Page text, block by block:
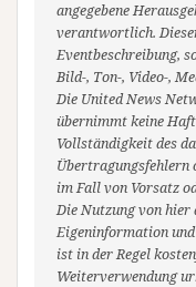
angegebene
verantwortlich.
Eventbeschreibung,
Bild-, Ton-, Video-,
Die United News
übernimmt keine
Vollständigkeit des
Übertragungsfehlern
im Fall von Vorsatz
Die Nutzung von
Eigeninformation
ist in der Regel
Weiterverwendung